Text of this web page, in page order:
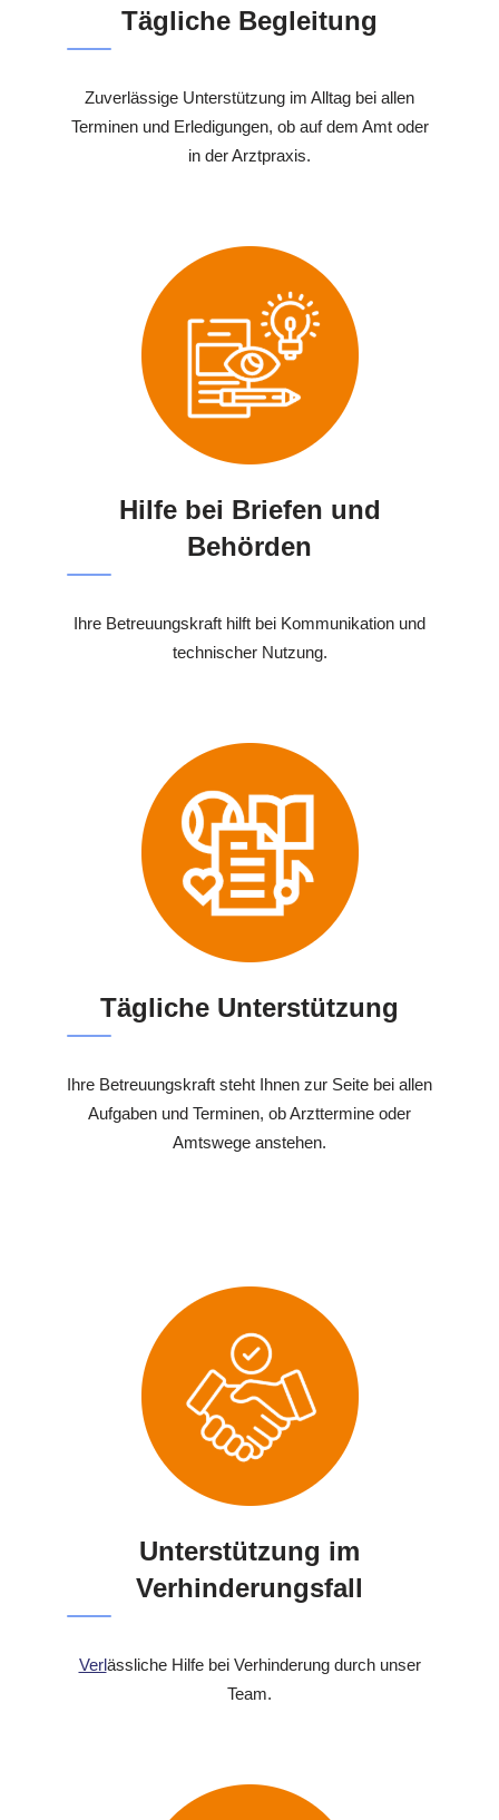
Tägliche Begleitung
Zuverlässige Unterstützung im Alltag bei allen
Terminen und Erledigungen, ob auf dem Amt oder
in der Arztpraxis.
Hilfe bei Briefen und
Behörden
Ihre Betreuungskraft hilft bei Kommunikation und
technischer Nutzung.
Tägliche Unterstützung
Ihre Betreuungskraft steht Ihnen zur Seite bei allen
Aufgaben und Terminen, ob Arzttermine oder
Amtswege anstehen.
Unterstützung im
Verhinderungsfall
Verlässliche Hilfe bei Verhinderung durch unser
Team.